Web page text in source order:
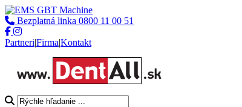
Bezplatná linka 0800 11 00 51
Partneri|Firma|Kontakt